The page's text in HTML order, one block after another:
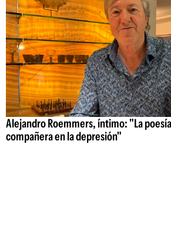
Alejandro Roemmers, íntimo: "La
compañera en la depresión"